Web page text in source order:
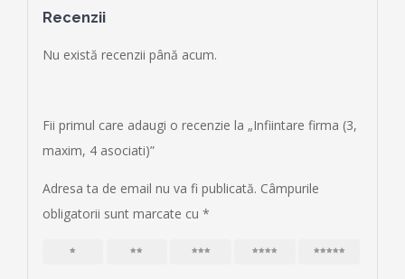
Recenzii
Nu există recenzii până acum.
Fii primul care adaugi o recenzie la „Infiintare firma (3,
maxim, 4 asociati)”
Adresa ta de email nu va fi publicată. Câmpurile
obligatorii sunt marcate cu *